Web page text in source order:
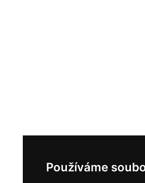
Používáme